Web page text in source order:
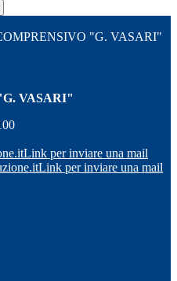
"G. VASARI"
VASARI"
Link per inviare una mail
Link per inviare una mail